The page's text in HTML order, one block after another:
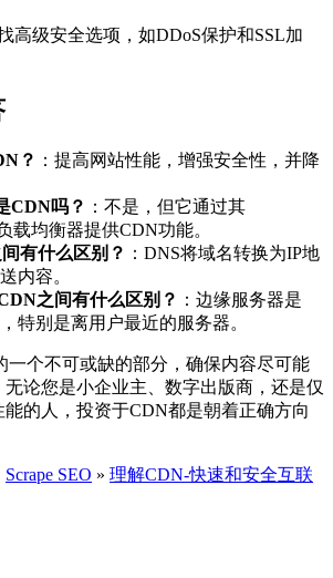
高级安全选项，如DDoS保护和SSL加
？ ：提高网站性能，增强安全性，并降
CDN吗？ ：不是，但它通过其
载均衡器提供CDN功能。
有什么区别？ ：DNS将域名转换为IP地
内容。
之间有什么区别？ ：边缘服务器是
特别是离用户最近的服务器。
一个不可或缺的部分，确保内容尽可能
论您是小企业主、数字出版商，还是仅
的人，投资于CDN都是朝着正确方向
Scrape SEO » 理解CDN-快速和安全互联